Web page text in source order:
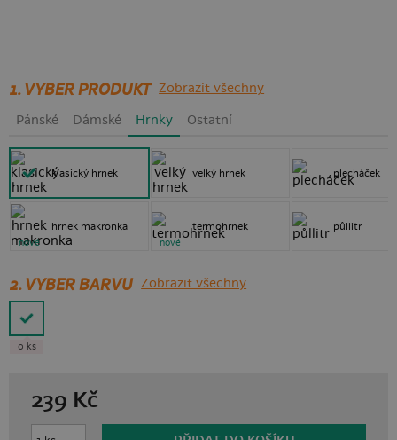
1. VYBER PRODUKT Zobrazit všechny
Pánské Dámské Hrnky Ostatní
klasický hrnek
hrnek makronka
nové
velký hrnek
termohrnek
nové
plecháček
půllitr
2. VYBER BARVU Zobrazit všechny
0 ks
239 Kč